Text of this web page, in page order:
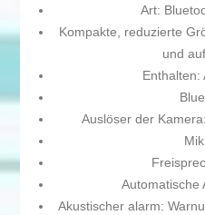
Art:
Kompakte, reduzierte
und
Enthalten:
Auslöser der
Automatische
Akustischer alarm: